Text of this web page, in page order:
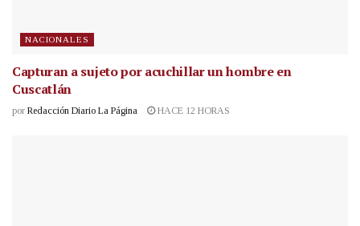
NACIONALES
Capturan a sujeto por acuchillar un hombre en
Cuscatlán
por Redacción Diario La Página HACE 12 HORAS